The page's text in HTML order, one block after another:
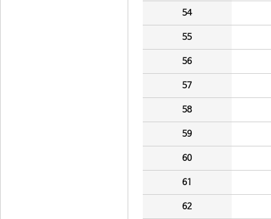
54
55
56
57
58
59
60
61
62